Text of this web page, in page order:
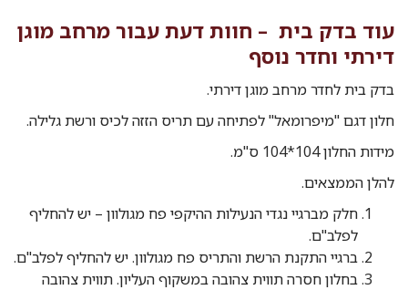
עוד בדק בית – חוות דעת עבור מרחב מוגן
דירתי וחדר נוסף
בדק בית לחדר מרחב מוגן דירתי.
חלון דגם "מיפרומאל" לפתיחה עם תריס הזזה לכיס ורשת גלילה.
מידות החלון 104*104 ס"מ.
להלן הממצאים.
חלק מברגיי נגדי הנעילות ההיקפי פח מגולוון – יש להחליף
לפלב"ם.
ברגיי התקנת הרשת והתריס פח מגולוון. יש להחליף לפלב"ם.
בחלון חסרה תווית צהובה במשקוף העליון. תווית צהובה